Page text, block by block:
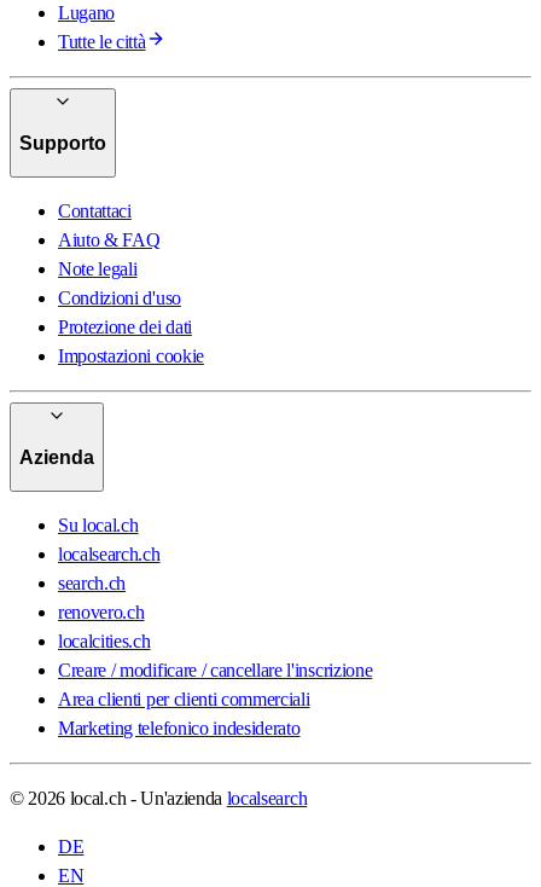
Lugano
Tutte le città
Supporto
Contattaci
Aiuto & FAQ
Note legali
Condizioni d'uso
Protezione dei dati
Impostazioni cookie
Azienda
Su local.ch
localsearch.ch
search.ch
renovero.ch
localcities.ch
Creare / modificare / cancellare l'inscrizione
Area clienti per clienti commerciali
Marketing telefonico indesiderato
© 2026 local.ch - Un'azienda localsearch
DE
EN